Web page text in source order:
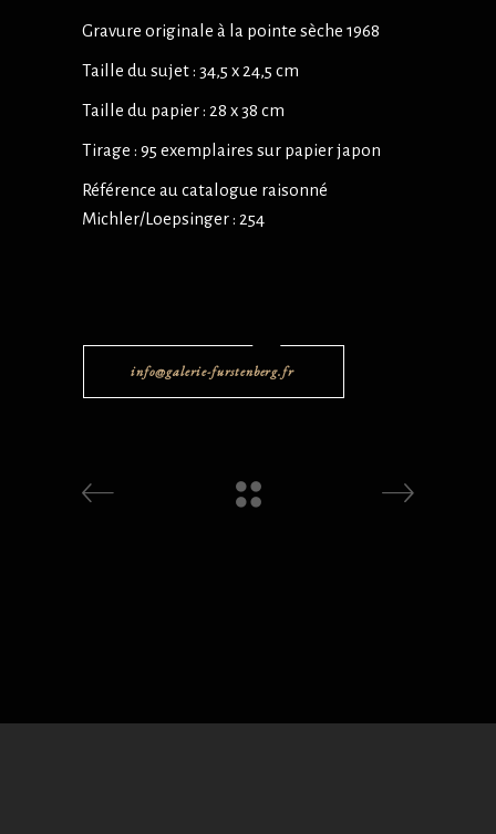
Gravure originale à la pointe sèche 1968
Taille du sujet : 34,5 x 24,5 cm
Taille du papier : 28 x 38 cm
Tirage : 95 exemplaires sur papier japon
Référence au catalogue raisonné
Michler/Loepsinger : 254
info@galerie-furstenberg.fr